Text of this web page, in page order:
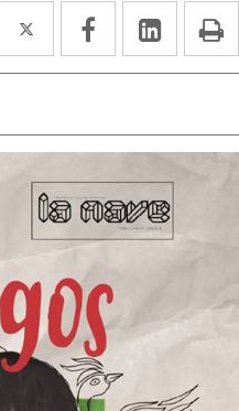
Twitter
Enlace
a
aplicación
Facebook
Enlace
a
aplicación
Enlace
a